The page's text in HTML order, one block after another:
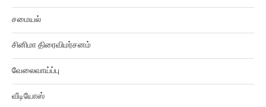
சமையல்
சினிமா திரைவிமர்சனம்
வேலைவாய்ப்பு
வீடியோஸ்